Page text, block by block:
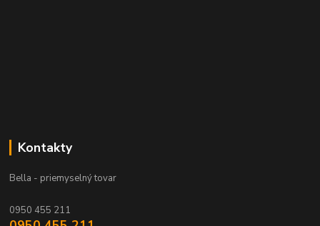
Kontakty
Bella - priemyselný tovar
0950 455 211